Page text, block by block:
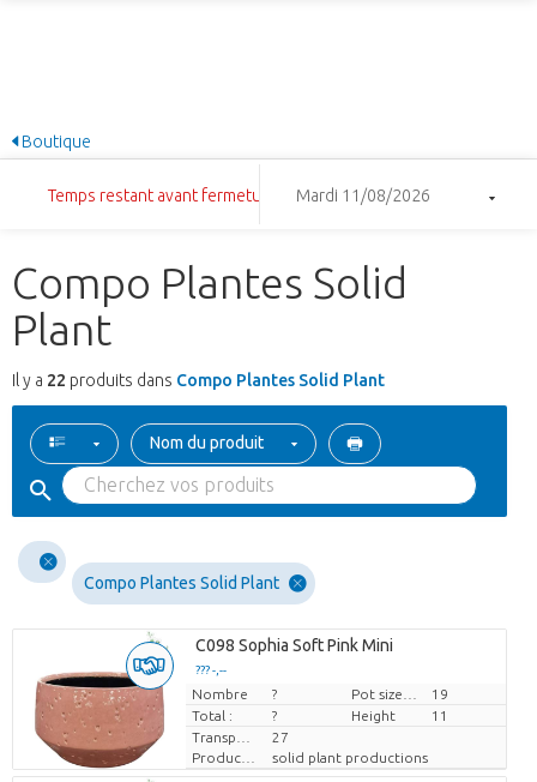
Boutique
Temps restant avant fermeture: 9:23:26Mardi 11/08/2026
Compo Plantes Solid
Plant
Il y a 22 produits dans Compo Plantes Solid Plant
Nom du produit
Compo Plantes Solid Plant
C098 Sophia Soft Pink Mini
??? -,--
Prix par pièce
Nombre ?
19
Total :
? Height
11
27
Producteur
solid plant productions